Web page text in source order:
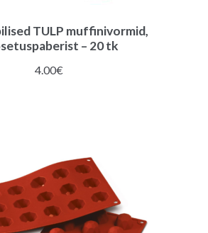
TULP muffinivormid,
– 20 tk
4.00€